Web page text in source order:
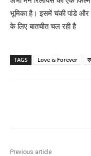
भूमिका है। इसमें चंकी पांडे और
के लिए बातचीत चल रही है
TAGS Love is Forever
Previous article